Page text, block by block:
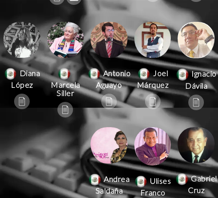
Diana
López
Marcela
Siller
Antonio
Aguayo
Joel
Márquez
Ignacio
Dávila
Andrea
Saldaña
Ulises
Franco
Gabriel
Cruz